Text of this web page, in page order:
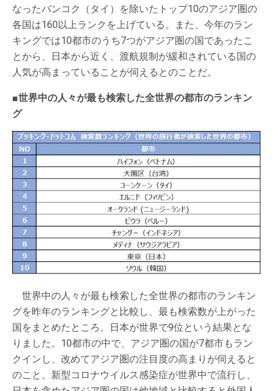
なったバンコク（タイ）を除いたトップ10のアジア圏の
各国は160以上ランクを上げている。また、今年のラン
キングでは10都市のうち7つがアジア圏の国であったこ
とから、日本から近く、渡航規制が緩和されている国の
人気が高まっていることが伺えるとのことだ。
■世界中の人々が最も検索した全世界の都市のランキン
グ
世界中の人々が最も検索した全世界の都市のランキン
グを昨年のランキングと比較し、最も検索数が上がった
国をまとめたところ、日本が世界で9位という結果とな
りました。10都市の中で、アジア圏の国が7都市もラン
クインし、改めてアジア圏の注目度の高まりが伺えると
のこと。新型コロナウイルス感染症が世界中で流行し、